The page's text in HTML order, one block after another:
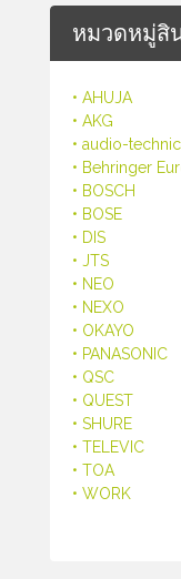
หมวดหมู่สิ
• AHUJA
• AKG
• audio-
• Behringer
• BOSCH
• BOSE
• DIS
• JTS
• NEO
• NEXO
• OKAYO
• PANASONIC
• QSC
• QUEST
• SHURE
• TELEVIC
• TOA
• WORK